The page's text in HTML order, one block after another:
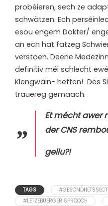
probéieren, sech ze
schwätzen. Ech
esou engem Dokter/
an ech hat fatzeg
verstoen. Deene
definitiv méi schlecht
Klengwäin- heffen! Dës
trauereg gemaach.
Et mécht awer
der CNS
gellu?!
TAGS
#LËTZEBUERGER SPROOCH